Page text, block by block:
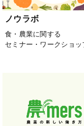
ノウラボ
食・農業に関する
セミナー・ワークショッ